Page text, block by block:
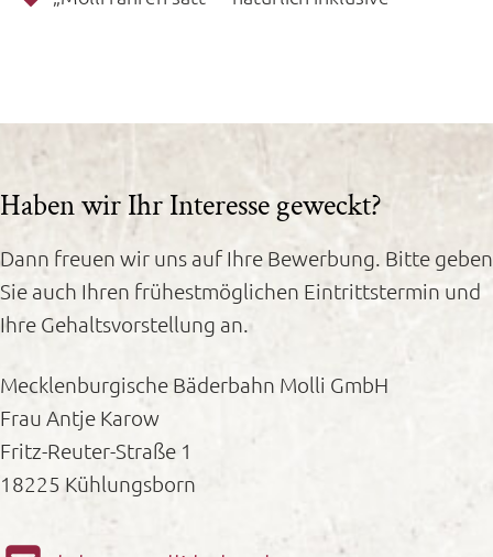
Haben wir Ihr Interesse geweckt?
Dann freuen wir uns auf Ihre Bewerbung. Bitte geben
Sie auch Ihren frühestmöglichen Eintrittstermin und
Ihre Gehaltsvorstellung an.
Mecklenburgische Bäderbahn Molli GmbH
Frau Antje Karow
Fritz-Reuter-Straße 1
18225 Kühlungsborn